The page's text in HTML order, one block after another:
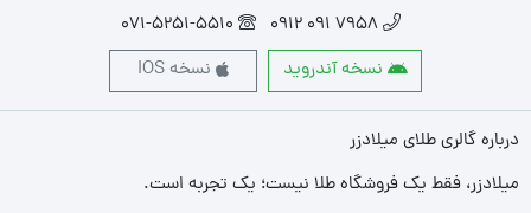
7958 091 0912
071-5251-5510
نسخه آندروید
نسخه IOS
درباره گالری طلای میلادزر
میلادزر، فقط یک فروشگاه طلا نیست؛ یک تجربه‌ است.